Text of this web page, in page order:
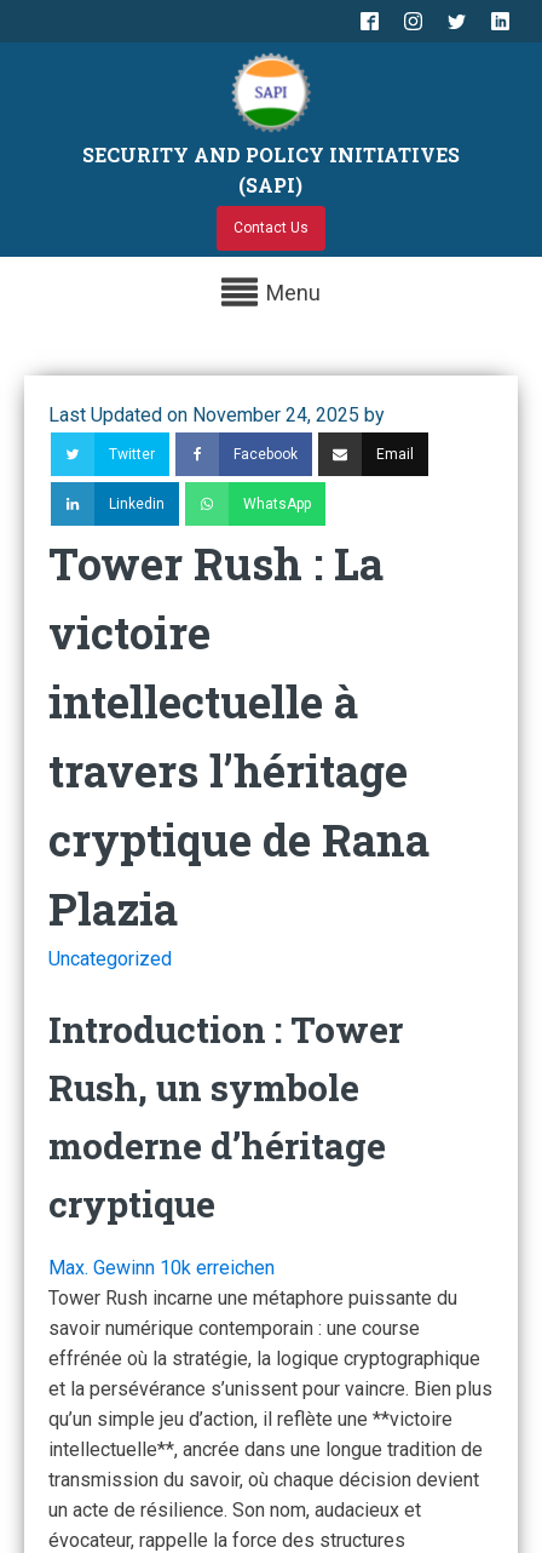
SECURITY AND POLICY INITIATIVES
(SAPI)
Contact Us
Menu
Last Updated on November 24, 2025 by
Twitter Facebook Email
Linkedin WhatsApp
Tower Rush : La
victoire
intellectuelle à
travers l’héritage
cryptique de Rana
Plazia
Uncategorized
Introduction : Tower
Rush, un symbole
moderne d’héritage
cryptique
Max. Gewinn 10k erreichen
Tower Rush incarne une métaphore puissante du
savoir numérique contemporain : une course
effrénée où la stratégie, la logique cryptographique
et la persévérance s’unissent pour vaincre. Bien plus
qu’un simple jeu d’action, il reflète une **victoire
intellectuelle**, ancrée dans une longue tradition de
transmission du savoir, où chaque décision devient
un acte de résilience. Son nom, audacieux et
évocateur, rappelle la force des structures